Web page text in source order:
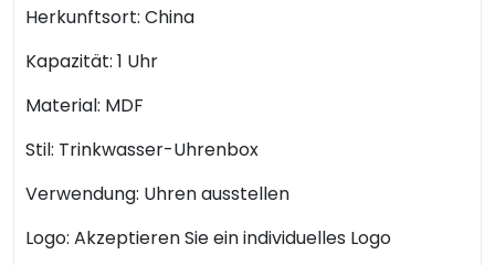
Herkunftsort: China
Kapazität: 1 Uhr
Material: MDF
Stil: Trinkwasser-Uhrenbox
Verwendung: Uhren ausstellen
Logo: Akzeptieren Sie ein individuelles Logo